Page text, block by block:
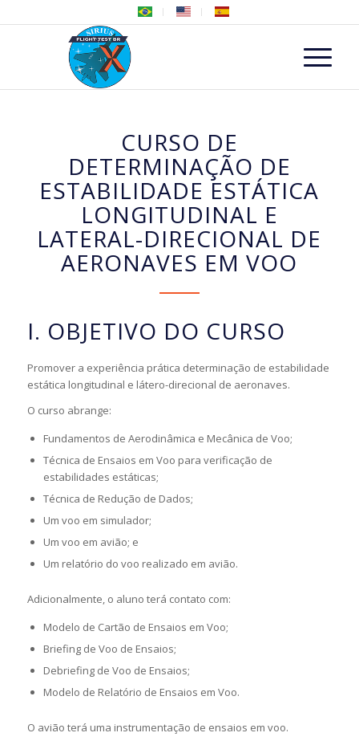
CURSO DE
DETERMINAÇÃO DE
ESTABILIDADE ESTÁTICA
LONGITUDINAL E
LATERAL-DIRECIONAL DE
AERONAVES EM VOO
I. OBJETIVO DO CURSO
Promover a experiência prática determinação de estabilidade
estática longitudinal e látero-direcional de aeronaves.
O curso abrange:
Fundamentos de Aerodinâmica e Mecânica de Voo;
Técnica de Ensaios em Voo para verificação de
estabilidades estáticas;
Técnica de Redução de Dados;
Um voo em simulador;
Um voo em avião; e
Um relatório do voo realizado em avião.
Adicionalmente, o aluno terá contato com:
Modelo de Cartão de Ensaios em Voo;
Briefing de Voo de Ensaios;
Debriefing de Voo de Ensaios;
Modelo de Relatório de Ensaios em Voo.
O avião terá uma instrumentação de ensaios em voo.